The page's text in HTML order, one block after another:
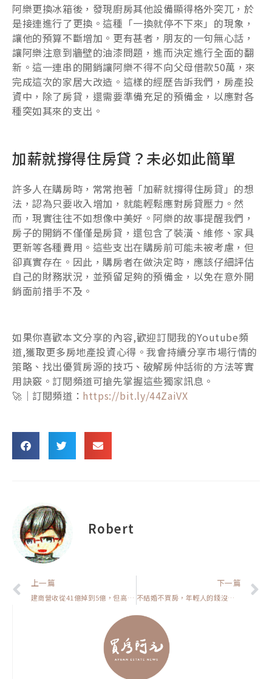
阿樂更換冰箱後，發現廚房其他設備顯得格外突兀，於
是接連進行了更換。這種「一換就停不下來」的現象，
讓他的預算不斷增加。更有甚者，朋友的一句無心話，
讓阿樂注意到牆壁的油漆問題，進而決定進行全面的翻
新。這一連串的開銷讓阿樂不得不向父母借款50萬，來
完成這次的家居大改造。這樣的經歷告訴我們，房產投
資中，除了房貸，還需要準備充足的預備金，以應對各
種突如其來的支出。
加薪就撐得住房貸？未必如此簡單
許多人在購房時，常常抱著「加薪就撐得住房貸」的想
法，認為只要收入增加，就能輕鬆應對房貸壓力。然
而，現實往往不如想像中美好。阿樂的故事提醒我們，
房子的開銷不僅僅是房貸，還包含了裝潢、維修、家具
更新等各種費用。這些支出在購房前可能未被考慮，但
卻真實存在。因此，購房者在做決定時，應該仔細評估
自己的財務狀況，並預留足夠的預備金，以免在意外開
銷面前措手不及。
如果你喜歡本文分享的內容,歡迎訂閱我的Youtube頻
道,獲取更多房地產投資心得。我會持續分享市場行情的
策略、找出優質房源的技巧、破解房仲話術的方法等實
用訣竅。訂閱頻道可搶先掌握這些獨家訊息。
🚀｜訂閱頻道： https://bit.ly/44ZaiVX
Robert
上一頁
上一篇
建商營收從41億掉到5億，但高雄豪宅市場根本沒在怕【置產客不說的秘密】
下一篇
不結婚不買房，年輕人的錢沒不見，只是不再流進房市【房市大小事】